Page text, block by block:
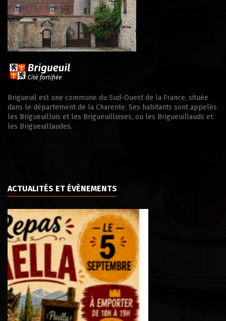
Brigueuil est une commune du Sud-Ouest de la France, située
dans le département de la Charente. Ses habitants sont appelés
les Brigueuillois et les Brigueuilloises, ou les Brigueuillauds et
les Brigueuillaudes.
ACTUALITÉS ET ÉVÈNEMENTS